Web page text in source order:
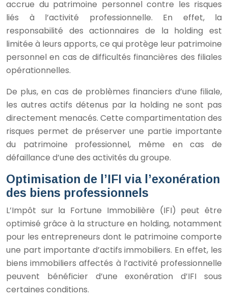
accrue du patrimoine personnel contre les risques
liés à l’activité professionnelle. En effet, la
responsabilité des actionnaires de la holding est
limitée à leurs apports, ce qui protège leur patrimoine
personnel en cas de difficultés financières des filiales
opérationnelles.
De plus, en cas de problèmes financiers d’une filiale,
les autres actifs détenus par la holding ne sont pas
directement menacés. Cette compartimentation des
risques permet de préserver une partie importante
du patrimoine professionnel, même en cas de
défaillance d’une des activités du groupe.
Optimisation de l’IFI via l’exonération
des biens professionnels
L’Impôt sur la Fortune Immobilière (IFI) peut être
optimisé grâce à la structure en holding, notamment
pour les entrepreneurs dont le patrimoine comporte
une part importante d’actifs immobiliers. En effet, les
biens immobiliers affectés à l’activité professionnelle
peuvent bénéficier d’une exonération d’IFI sous
certaines conditions.